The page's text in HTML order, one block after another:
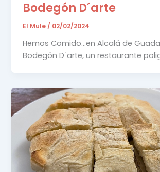
Bodegón D´arte
El Mule / 02/02/2024
Hemos Comido…en Alcalá de
Bodegón D´arte, un restaurante